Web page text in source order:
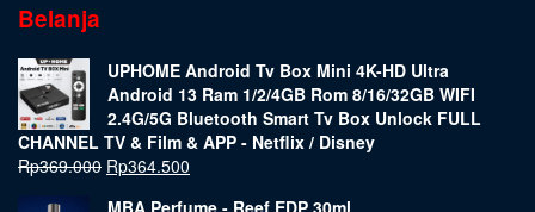
Belanja
UPHOME Android Tv Box Mini 4K-HD Ultra
Android 13 Ram 1/2/4GB Rom 8/16/32GB WIFI
2.4G/5G Bluetooth Smart Tv Box Unlock FULL
CHANNEL TV & Film & APP - Netflix / Disney
Rp369.000 Rp364.500
MBA Perfume - Reef EDP 30ml